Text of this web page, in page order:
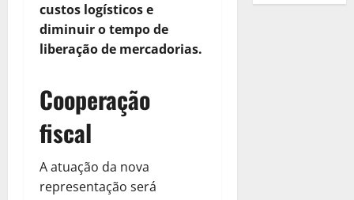
custos logísticos e
diminuir o tempo de
liberação de mercadorias.
Cooperação
fiscal
A atuação da nova
representação será